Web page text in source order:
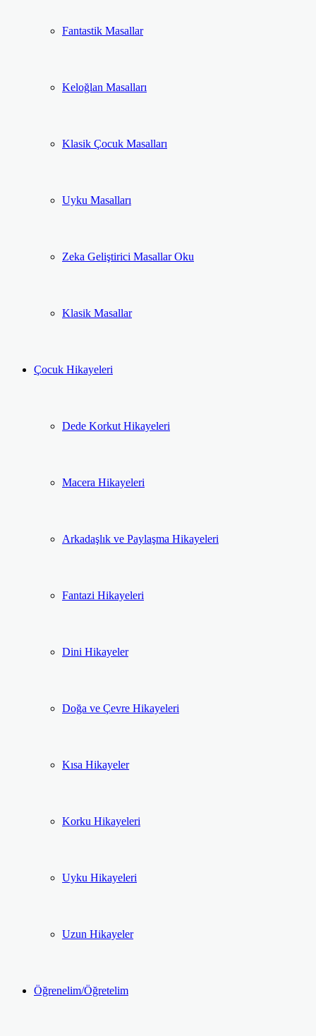
Fantastik Masallar
Keloğlan Masalları
Klasik Çocuk Masalları
Uyku Masalları
Zeka Geliştirici Masallar Oku
Klasik Masallar
Çocuk Hikayeleri
Dede Korkut Hikayeleri
Macera Hikayeleri
Arkadaşlık ve Paylaşma Hikayeleri
Fantazi Hikayeleri
Dini Hikayeler
Doğa ve Çevre Hikayeleri
Kısa Hikayeler
Korku Hikayeleri
Uyku Hikayeleri
Uzun Hikayeler
Öğrenelim/Öğretelim